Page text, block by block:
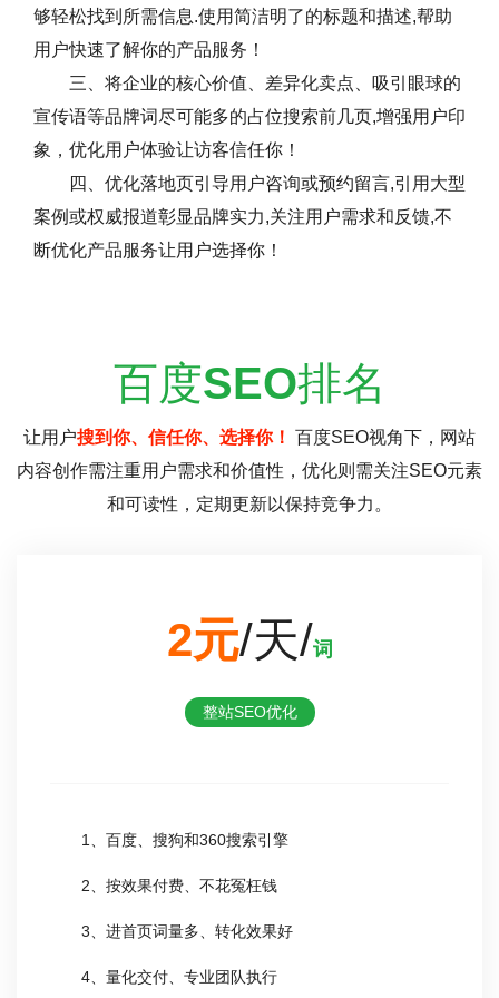
够轻松找到所需信息.使用简洁明了的标题和描述,帮助
用户快速了解你的产品服务！
三、将企业的核心价值、差异化卖点、吸引眼球的
宣传语等品牌词尽可能多的占位搜索前几页,增强用户印
象，优化用户体验让访客信任你！
四、优化落地页引导用户咨询或预约留言,引用大型
案例或权威报道彰显品牌实力,关注用户需求和反馈,不
断优化产品服务让用户选择你！
百度SEO排名
让用户搜到你、信任你、选择你！ 百度SEO视角下，网站
内容创作需注重用户需求和价值性，优化则需关注SEO元素
和可读性，定期更新以保持竞争力。
2元/天/词
整站SEO优化
1、百度、搜狗和360搜索引擎
2、按效果付费、不花冤枉钱
3、进首页词量多、转化效果好
4、量化交付、专业团队执行